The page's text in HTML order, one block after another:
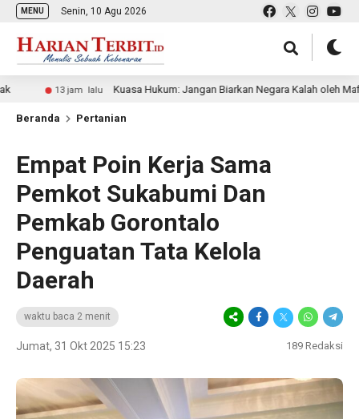
MENU Senin, 10 Agu 2026
13 jam lalu Kuasa Hukum: Jangan Biarkan Negara Kalah oleh Mafia Tanah
Beranda Pertanian
Empat Poin Kerja Sama
Pemkot Sukabumi Dan
Pemkab Gorontalo
Penguatan Tata Kelola
Daerah
waktu baca 2 menit
Jumat, 31 Okt 2025 15:23 189 Redaksi